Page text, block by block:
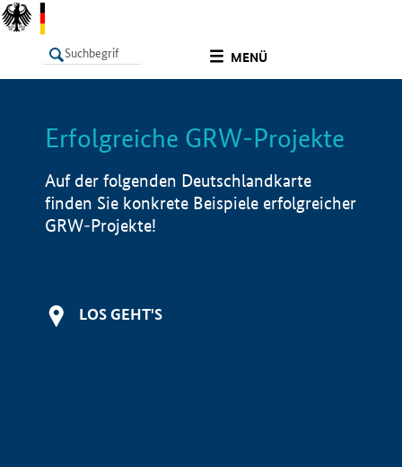
MENÜ
LISTE Info
Erfolgreiche GRW-Projekte
Auf der folgenden Deutschlandkarte
finden Sie konkrete Beispiele erfolgreicher
GRW-Projekte!
LOS GEHT'S